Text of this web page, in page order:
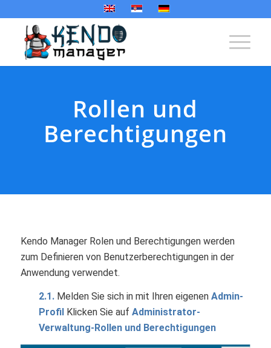
Rollen und
Berechtigungen
Kendo Manager Rolen und Berechtigungen werden
zum Definieren von Benutzerberechtigungen in der
Anwendung verwendet.
2.1.Melden Sie sich in mit Ihren eigenen Admin-
Profil Klicken Sie auf Administrator-
Verwaltung-Rollen und Berechtigungen